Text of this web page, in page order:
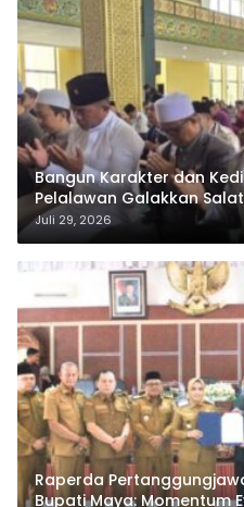
Bangun Karakter dan
Pelalawan Galakkan
Juli 29, 2026
Raperda
Bupati Maya: Momentum